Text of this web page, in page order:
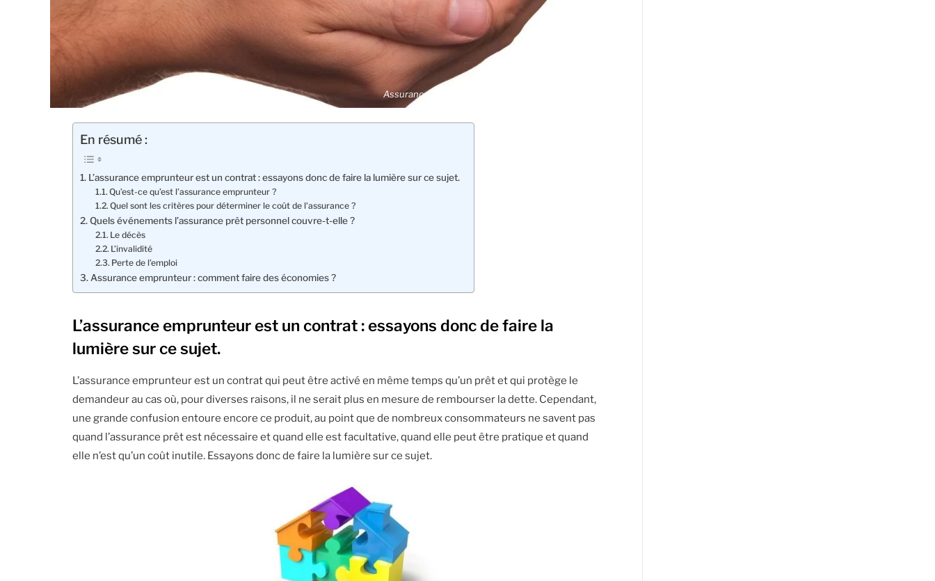
Assurance emprunteur : comment fonctionne-t-elle ?
En résumé :
L’assurance emprunteur est un contrat : essayons donc de faire la lumière sur ce sujet.
Qu’est-ce qu’est l’assurance emprunteur ?
Quel sont les critères pour déterminer le coût de l’assurance ?
Quels événements l’assurance prêt personnel couvre-t-elle ?
Le décès
L’invalidité
Perte de l’emploi
Assurance emprunteur : comment faire des économies ?
L’assurance emprunteur est un contrat : essayons donc de faire la
lumière sur ce sujet.
L’assurance emprunteur est un contrat qui peut être activé en même temps qu’un prêt et qui protège le
demandeur au cas où, pour diverses raisons, il ne serait plus en mesure de rembourser la dette. Cependant,
une grande confusion entoure encore ce produit, au point que de nombreux consommateurs ne savent pas
quand l’assurance prêt est nécessaire et quand elle est facultative, quand elle peut être pratique et quand
elle n’est qu’un coût inutile. Essayons donc de faire la lumière sur ce sujet.